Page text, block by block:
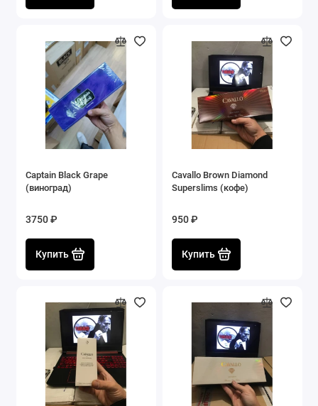
Captain Black Grape
(виноград)
3750 ₽
Купить
Cavallo Brown Diamond
Superslims (кофе)
950 ₽
Купить